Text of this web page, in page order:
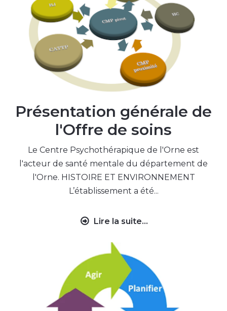
Présentation générale de
l'Offre de soins
Le Centre Psychothérapique de l'Orne est
l'acteur de santé mentale du département de
l'Orne. HISTOIRE ET ENVIRONNEMENT
L’établissement a été...
Lire la suite...